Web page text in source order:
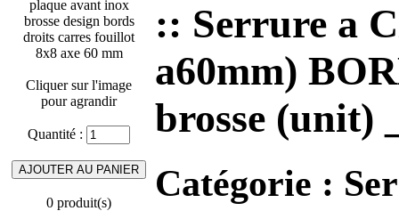
Cliquer sur l'image
pour agrandir
Quantité :
0 produit(s)
:: Serrure a
a60mm)
brosse (unit)
Catégorie :